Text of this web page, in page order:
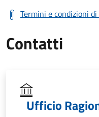
Termini e condizioni
Contatti
Ufficio